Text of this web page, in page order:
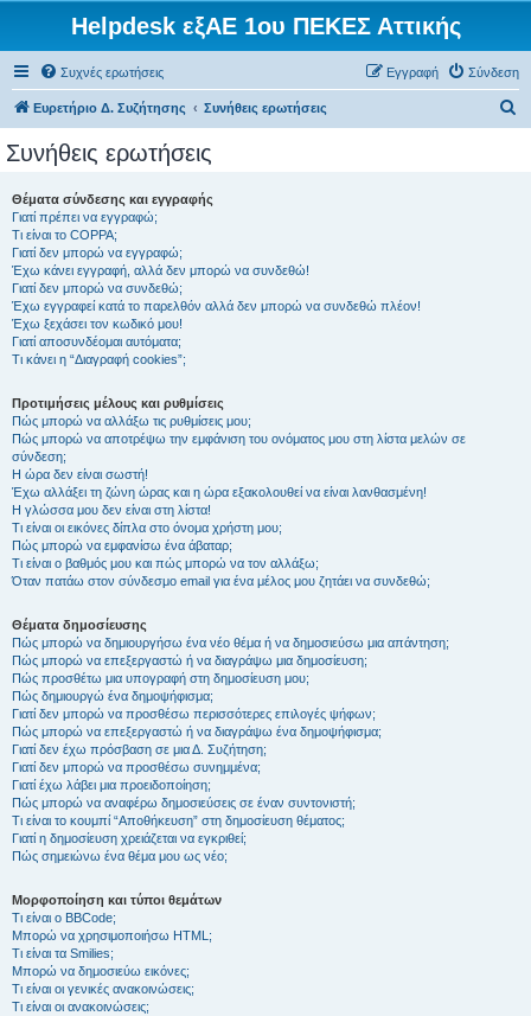
Helpdesk εξΑΕ 1ου ΠΕΚΕΣ Αττικής
Συχνές ερωτήσεις Σύνδεση
Εγγραφή
Ευρετήριο Δ. Συζήτησης Συνήθεις ερωτήσεις
Συνήθεις ερωτήσεις
Θέματα σύνδεσης και εγγραφής
Γιατί πρέπει να εγγραφώ;
Τι είναι το COPPA;
Γιατί δεν μπορώ να εγγραφώ;
Έχω κάνει εγγραφή, αλλά δεν μπορώ να συνδεθώ!
Γιατί δεν μπορώ να συνδεθώ;
Έχω εγγραφεί κατά το παρελθόν αλλά δεν μπορώ να συνδεθώ πλέον!
Έχω ξεχάσει τον κωδικό μου!
Γιατί αποσυνδέομαι αυτόματα;
Τι κάνει η “Διαγραφή cookies”;
Προτιμήσεις μέλους και ρυθμίσεις
Πώς μπορώ να αλλάξω τις ρυθμίσεις μου;
Πώς μπορώ να αποτρέψω την εμφάνιση του ονόματος μου στη λίστα μελών σε
σύνδεση;
Η ώρα δεν είναι σωστή!
Έχω αλλάξει τη ζώνη ώρας και η ώρα εξακολουθεί να είναι λανθασμένη!
Η γλώσσα μου δεν είναι στη λίστα!
Τι είναι οι εικόνες δίπλα στο όνομα χρήστη μου;
Πώς μπορώ να εμφανίσω ένα άβαταρ;
Τι είναι ο βαθμός μου και πώς μπορώ να τον αλλάξω;
Όταν πατάω στον σύνδεσμο email για ένα μέλος μου ζητάει να συνδεθώ;
Θέματα δημοσίευσης
Πώς μπορώ να δημιουργήσω ένα νέο θέμα ή να δημοσιεύσω μια απάντηση;
Πώς μπορώ να επεξεργαστώ ή να διαγράψω μια δημοσίευση;
Πώς προσθέτω μια υπογραφή στη δημοσίευση μου;
Πώς δημιουργώ ένα δημοψήφισμα;
Γιατί δεν μπορώ να προσθέσω περισσότερες επιλογές ψήφων;
Πώς μπορώ να επεξεργαστώ ή να διαγράψω ένα δημοψήφισμα;
Γιατί δεν έχω πρόσβαση σε μια Δ. Συζήτηση;
Γιατί δεν μπορώ να προσθέσω συνημμένα;
Γιατί έχω λάβει μια προειδοποίηση;
Πώς μπορώ να αναφέρω δημοσιεύσεις σε έναν συντονιστή;
Τι είναι το κουμπί “Αποθήκευση” στη δημοσίευση θέματος;
Γιατί η δημοσίευση χρειάζεται να εγκριθεί;
Πώς σημειώνω ένα θέμα μου ως νέο;
Μορφοποίηση και τύποι θεμάτων
Τι είναι ο BBCode;
Μπορώ να χρησιμοποιήσω HTML;
Τι είναι τα Smilies;
Μπορώ να δημοσιεύω εικόνες;
Τι είναι οι γενικές ανακοινώσεις;
Τι είναι οι ανακοινώσεις;